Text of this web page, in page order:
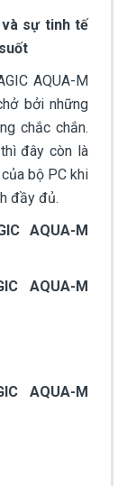
sự tinh tế
AQUA-M
bởi những
chắc chắn.
đây còn là
bộ PC khi
đầy đủ.
AQUA-M
AQUA-M
AQUA-M